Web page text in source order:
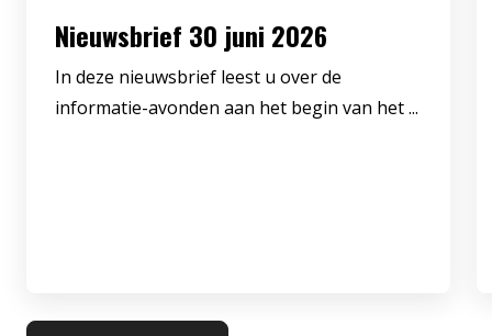
Nieuwsbrief 30 juni 2026
In deze nieuwsbrief leest u over de
informatie-avonden aan het begin van het ...